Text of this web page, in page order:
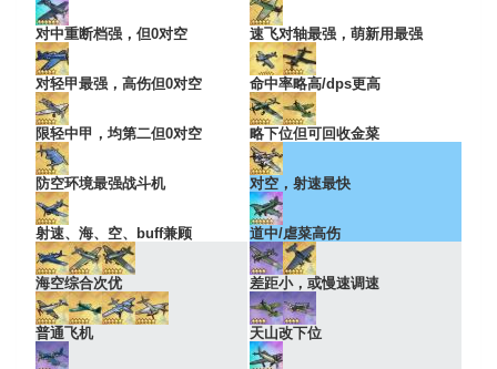
对中重断档强，但0对空
对轻甲最强，高伤但0对空
限轻中甲，均第二但0对空
防空环境最强战斗机
射速、海、空、buff兼顾
海空综合次优
普通飞机
速飞对轴最强，萌新用最强
命中率略高/dps更高
略下位但可回收金菜
对空，射速最快
道中/虐菜高伤
差距小，或慢速调速
天山改下位